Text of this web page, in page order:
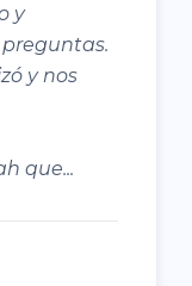
y
y nos
que...